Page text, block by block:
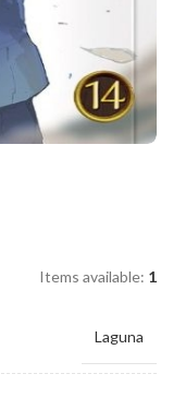
Items available: 1
Laguna